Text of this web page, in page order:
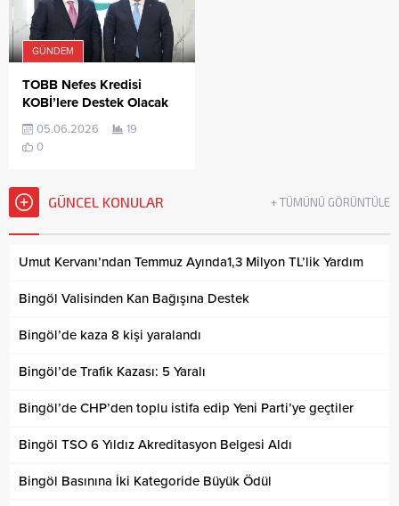
GÜNDEM
TOBB Nefes Kredisi
KOBİ’lere Destek Olacak
05.06.2026
19
0
GÜNCEL KONULAR + TÜMÜNÜ GÖRÜNTÜLE
Umut Kervanı’ndan Temmuz Ayında1,3 Milyon TL’lik Yardım
Bingöl Valisinden Kan Bağışına Destek
Bingöl’de kaza 8 kişi yaralandı
Bingöl’de Trafik Kazası: 5 Yaralı
Bingöl’de CHP’den toplu istifa edip Yeni Parti’ye geçtiler
Bingöl TSO 6 Yıldız Akreditasyon Belgesi Aldı
Bingöl Basınına İki Kategoride Büyük Ödül